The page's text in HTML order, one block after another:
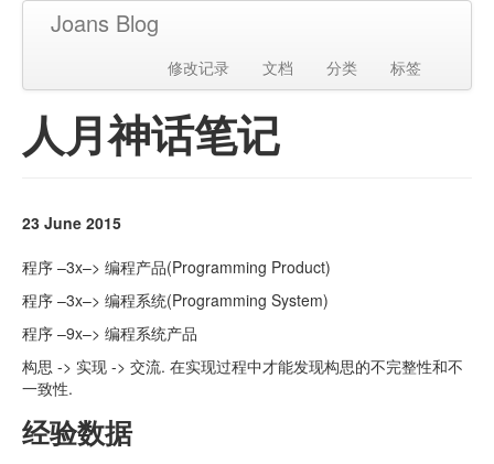
Joans Blog
修改记录 文档 分类 标签
人月神话笔记
23 June 2015
程序 –3x–> 编程产品(Programming Product)
程序 –3x–> 编程系统(Programming System)
程序 –9x–> 编程系统产品
构思 -> 实现 -> 交流. 在实现过程中才能发现构思的不完整性和不
一致性.
经验数据